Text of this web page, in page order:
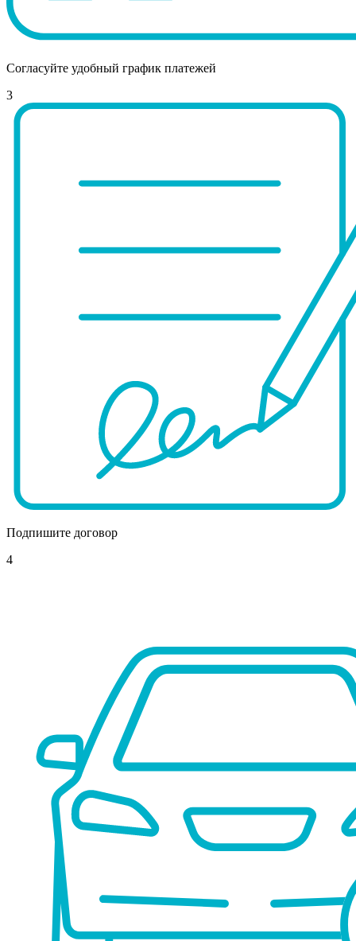
Согласуйте удобный график платежей
3
Подпишите договор
4